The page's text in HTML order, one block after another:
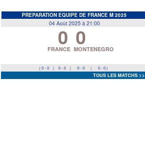
PREPARATION EQUIPE DE FRANCE M 2025
04 Août 2025 à 21:00
0
FRANCE 0
MONTENEGRO
( 0 - 0 | 0 - 0 | 0 - 0 | 0 - 0 )
TOUS LES MATCHS >>